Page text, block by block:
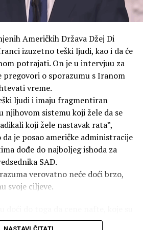
ili privremeno borave u zemlji
i stiču državljanstvo
prava”
suda Džon Roberts (John Roberts)
istorijsko značenje
kao i sada, bilo pravo da imate
su tvorci 14. amandmana to
rođene na američkom tlu i da
da sačuva.
uredba predviđala da
su napade atomskim oružjem sa
upotrebe nuklearnog oružja u
Prema različitim
na Hirošimu 6. avgusta 1945.
70.000 i 100.000 ljudi na sam dan
broj žrtava porastao je na
u bolnicama od zadobijenih
Ukupan broj žrtava
350.000.
moralnu odgovornost za
pravdajući svoje postupke kao
Američkih Država Džej Di
izuzetno teški ljudi, kao i da će
potrajati. On je u intervjuu za
pregovori o sporazumu s Iranom
vreme.
ljudi i imaju fragmentiran
njihovom sistemu koji žele da se
koji žele nastavak rata”,
da je posao američke administracije
dođe do najboljeg ishoda za
SAD.
verovatno neće doći brzo,
svoje ciljeve.
i ostanu niske. Iran nikada